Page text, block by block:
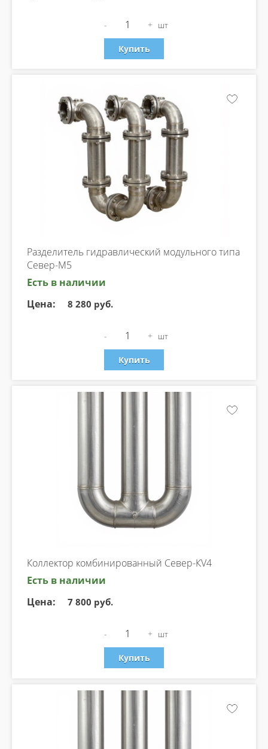
- + шт
Купить
Разделитель гидравлический модульного типа
Север-М5
Есть в наличии
Цена:
8 280 руб.
- + шт
Купить
Коллектор комбинированный Север-КV4
Есть в наличии
Цена:
7 800 руб.
- + шт
Купить